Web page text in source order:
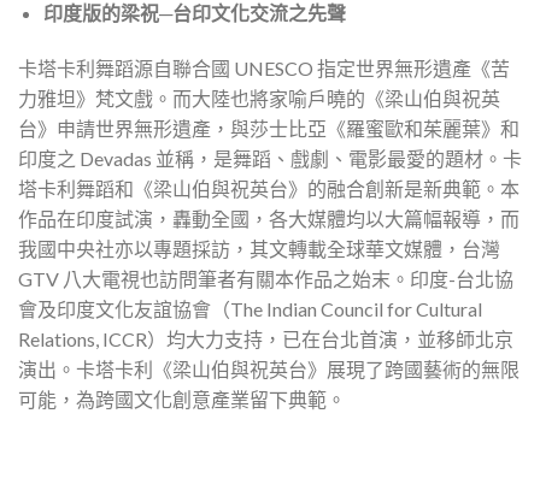
印度版的梁祝─台印文化交流之先聲
卡塔卡利舞蹈源自聯合國 UNESCO 指定世界無形遺產《苦
力雅坦》梵文戲。而大陸也將家喻戶曉的《梁山伯與祝英
台》申請世界無形遺產，與莎士比亞《羅蜜歐和茱麗葉》和
印度之 Devadas 並稱，是舞蹈、戲劇、電影最愛的題材。卡
塔卡利舞蹈和《梁山伯與祝英台》的融合創新是新典範。本
作品在印度試演，轟動全國，各大媒體均以大篇幅報導，而
我國中央社亦以專題採訪，其文轉載全球華文媒體，台灣
GTV 八大電視也訪問筆者有關本作品之始末。印度-台北協
會及印度文化友誼協會（The Indian Council for Cultural
Relations, ICCR）均大力支持，已在台北首演，並移師北京
演出。卡塔卡利《梁山伯與祝英台》展現了跨國藝術的無限
可能，為跨國文化創意產業留下典範。